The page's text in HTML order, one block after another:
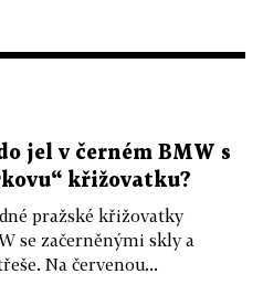
jel v černém BMW s
křižovatku?
pražské křižovatky
se začerněnými skly a
Na červenou...